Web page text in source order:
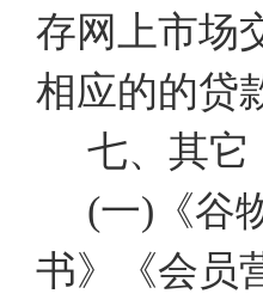
存网上市场
相应的的贷
七、其它
(一)《谷
书》《会员